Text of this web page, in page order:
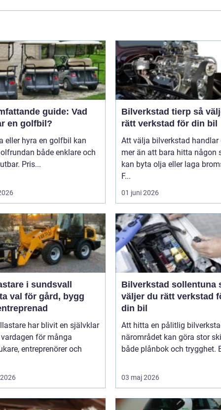
guide: Vad
en golfbil?
eller hyra en golfbil kan
både enklare och
Pris...
Bilverkstad tierp så väljer du
rätt verkstad för din bil
Att välja bilverkstad handlar
mer än att bara hitta någon
kan byta olja eller laga
F...
01 juni 2026
i sundsvall
val för gård, bygg
har blivit en självklar
för många
entreprenörer och
Bilverkstad sollentuna så
väljer du rätt verkstad
din bil
Att hitta en pålitlig
närområdet kan göra stor
både plånbok och trygghet.
03 maj 2026